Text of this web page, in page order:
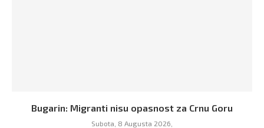
Bugarin: Migranti nisu opasnost za Crnu Goru
Subota, 8 Augusta 2026,